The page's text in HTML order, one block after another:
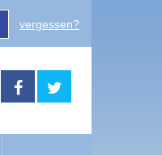
vergessen?